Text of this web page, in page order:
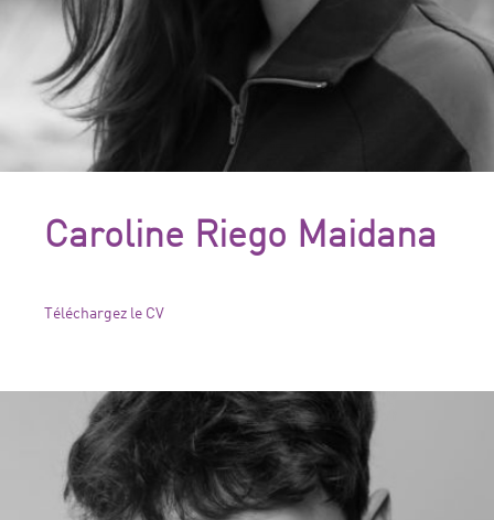
Caroline Riego Maidana
Téléchargez le CV